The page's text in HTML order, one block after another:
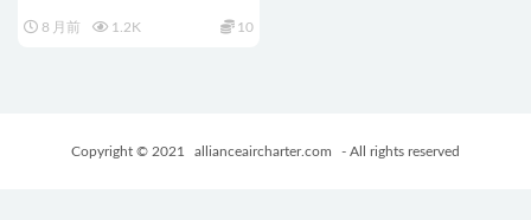
方中文完整版+日系ADV游戏
8 月前 1.2K 10
Copyright © 2021 allianceaircharter.com - All rights reserved